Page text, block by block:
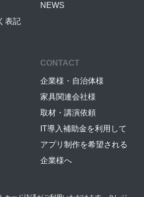
表記
NEWS
CONTACT
企業様・自治体様
家具関連会社様
取材・講演依頼
IT導入補助金を利用して
アプリ制作を希望される
企業様へ